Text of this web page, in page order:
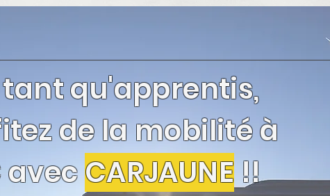
ACTUALITES
tant qu'apprentis,
de la mobilité à
CARJAUNE !!